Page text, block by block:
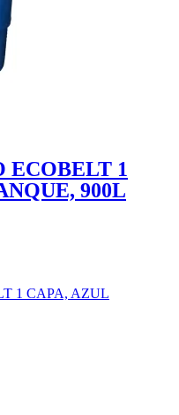
ECOBELT 1
900L
1 CAPA, AZUL